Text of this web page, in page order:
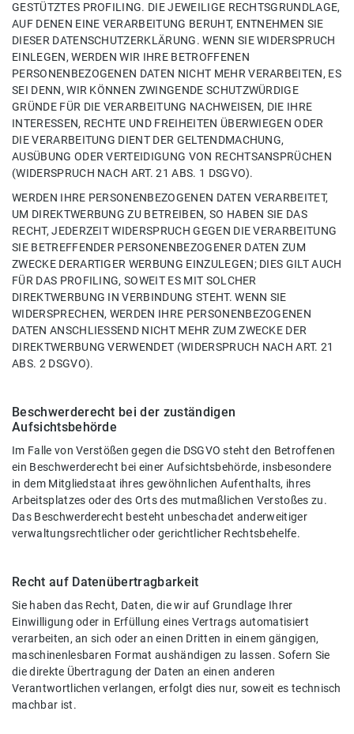
GESTÜTZTES PROFILING. DIE JEWEILIGE RECHTSGRUNDLAGE,
AUF DENEN EINE VERARBEITUNG BERUHT, ENTNEHMEN SIE
DIESER DATENSCHUTZERKLÄRUNG. WENN SIE WIDERSPRUCH
EINLEGEN, WERDEN WIR IHRE BETROFFENEN
PERSONENBEZOGENEN DATEN NICHT MEHR VERARBEITEN, ES
SEI DENN, WIR KÖNNEN ZWINGENDE SCHUTZWÜRDIGE
GRÜNDE FÜR DIE VERARBEITUNG NACHWEISEN, DIE IHRE
INTERESSEN, RECHTE UND FREIHEITEN ÜBERWIEGEN ODER
DIE VERARBEITUNG DIENT DER GELTENDMACHUNG,
AUSÜBUNG ODER VERTEIDIGUNG VON RECHTSANSPRÜCHEN
(WIDERSPRUCH NACH ART. 21 ABS. 1 DSGVO).
WERDEN IHRE PERSONENBEZOGENEN DATEN VERARBEITET,
UM DIREKTWERBUNG ZU BETREIBEN, SO HABEN SIE DAS
RECHT, JEDERZEIT WIDERSPRUCH GEGEN DIE VERARBEITUNG
SIE BETREFFENDER PERSONENBEZOGENER DATEN ZUM
ZWECKE DERARTIGER WERBUNG EINZULEGEN; DIES GILT AUCH
FÜR DAS PROFILING, SOWEIT ES MIT SOLCHER
DIREKTWERBUNG IN VERBINDUNG STEHT. WENN SIE
WIDERSPRECHEN, WERDEN IHRE PERSONENBEZOGENEN
DATEN ANSCHLIESSEND NICHT MEHR ZUM ZWECKE DER
DIREKTWERBUNG VERWENDET (WIDERSPRUCH NACH ART. 21
ABS. 2 DSGVO).
Beschwerderecht bei der zuständigen
Aufsichtsbehörde
Im Falle von Verstößen gegen die DSGVO steht den Betroffenen
ein Beschwerderecht bei einer Aufsichtsbehörde, insbesondere
in dem Mitgliedstaat ihres gewöhnlichen Aufenthalts, ihres
Arbeitsplatzes oder des Orts des mutmaßlichen Verstoßes zu.
Das Beschwerderecht besteht unbeschadet anderweitiger
verwaltungsrechtlicher oder gerichtlicher Rechtsbehelfe.
Recht auf Datenübertragbarkeit
Sie haben das Recht, Daten, die wir auf Grundlage Ihrer
Einwilligung oder in Erfüllung eines Vertrags automatisiert
verarbeiten, an sich oder an einen Dritten in einem gängigen,
maschinenlesbaren Format aushändigen zu lassen. Sofern Sie
die direkte Übertragung der Daten an einen anderen
Verantwortlichen verlangen, erfolgt dies nur, soweit es technisch
machbar ist.